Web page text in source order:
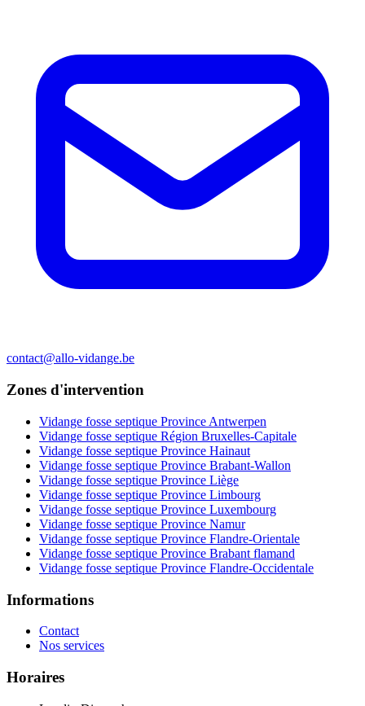
contact@allo-vidange.be
Zones d'intervention
Vidange fosse septique Province Antwerpen
Vidange fosse septique Région Bruxelles-Capitale
Vidange fosse septique Province Hainaut
Vidange fosse septique Province Brabant-Wallon
Vidange fosse septique Province Liège
Vidange fosse septique Province Limbourg
Vidange fosse septique Province Luxembourg
Vidange fosse septique Province Namur
Vidange fosse septique Province Flandre-Orientale
Vidange fosse septique Province Brabant flamand
Vidange fosse septique Province Flandre-Occidentale
Informations
Contact
Nos services
Horaires